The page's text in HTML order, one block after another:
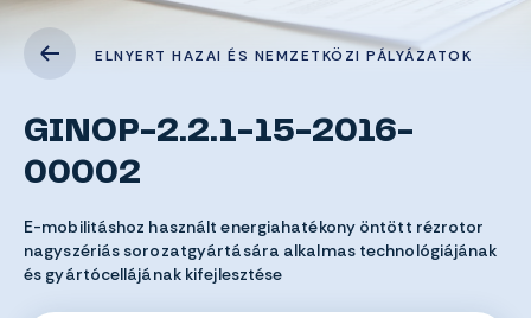
ELNYERT HAZAI ÉS NEMZETKÖZI PÁLYÁZATOK
GINOP-2.2.1-15-2016-
00002
E-mobilitáshoz használt energiahatékony öntött rézrotor
nagyszériás sorozatgyártására alkalmas technológiájának
és gyártócellájának kifejlesztése